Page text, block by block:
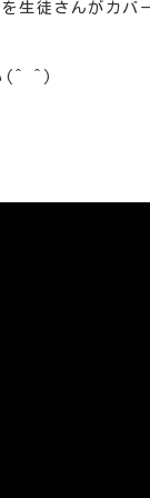
生徒さんがカバ
(^ ^)